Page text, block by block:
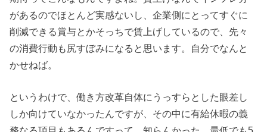
があるのでほとんど実感ないし、企業側にとってすぐに
削減できる賞与とかそっちで賃上げしているので、先々
の消費行動も尻すぼみになると思います。自分でなんと
かせねば。
というわけで、働き方改革自体にうっすらとした眼差し
しか向けていなかったんですが、その中に有給休暇の義